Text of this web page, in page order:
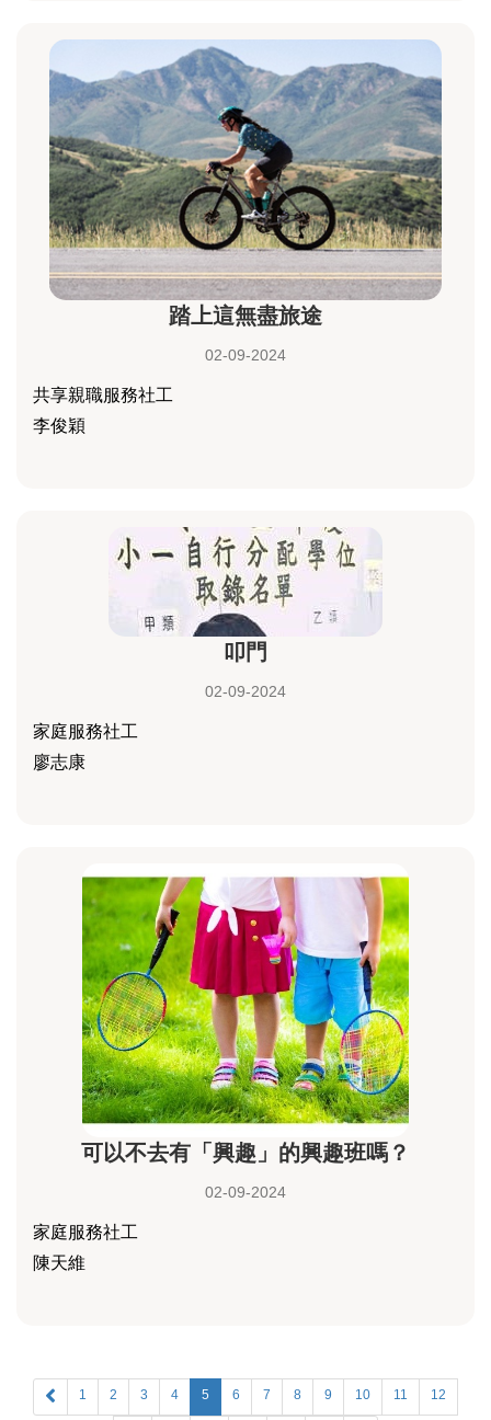
踏上這無盡旅途
02-09-2024
共享親職服務社工
李俊穎
叩門
02-09-2024
家庭服務社工
廖志康
可以不去有「興趣」的興趣班嗎？
02-09-2024
家庭服務社工
陳天維
1 2 3 4 5 6 7 8 9 10 11 12